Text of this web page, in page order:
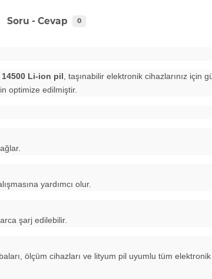
Soru - Cevap 0
14500 Li-ion pil , taşınabilir elektronik cihazlarınız
optimize edilmiştir.
yardımcı olur.
şarj edilebilir.
ölçüm cihazları ve lityum pil uyumlu tüm elektronik